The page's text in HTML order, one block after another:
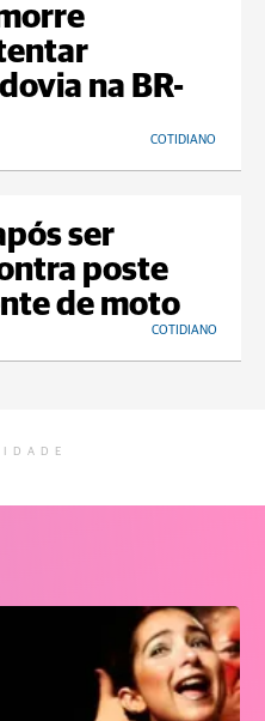
na BR-
COTIDIANO
ser
poste
de moto
COTIDIANO